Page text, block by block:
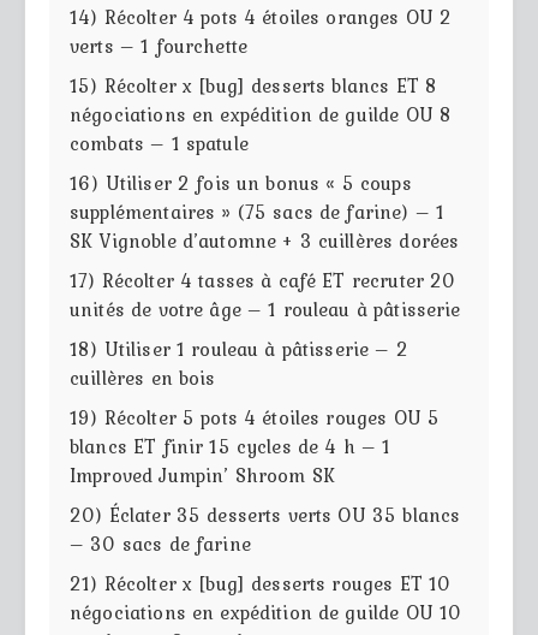
14) Récolter 4 pots 4 étoiles oranges OU 2
verts – 1 fourchette
15) Récolter x [bug] desserts blancs ET 8
négociations en expédition de guilde OU 8
combats – 1 spatule
16) Utiliser 2 fois un bonus « 5 coups
supplémentaires » (75 sacs de farine) – 1
SK Vignoble d’automne + 3 cuillères dorées
17) Récolter 4 tasses à café ET recruter 20
unités de votre âge – 1 rouleau à pâtisserie
18) Utiliser 1 rouleau à pâtisserie – 2
cuillères en bois
19) Récolter 5 pots 4 étoiles rouges OU 5
blancs ET finir 15 cycles de 4 h – 1
Improved Jumpin’ Shroom SK
20) Éclater 35 desserts verts OU 35 blancs
– 30 sacs de farine
21) Récolter x [bug] desserts rouges ET 10
négociations en expédition de guilde OU 10